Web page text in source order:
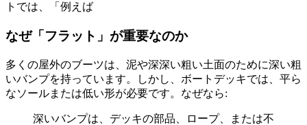
トでは、「例えば
なぜ「フラット」が重要なのか
多くの屋外のブーツは、泥や深深い粗い土面のために深い粗
いバンプを持っています。しかし、ボートデッキでは、平ら
なソールまたは低い形が必要です。なぜなら:
深いバンプは、デッキの部品、ロープ、または不